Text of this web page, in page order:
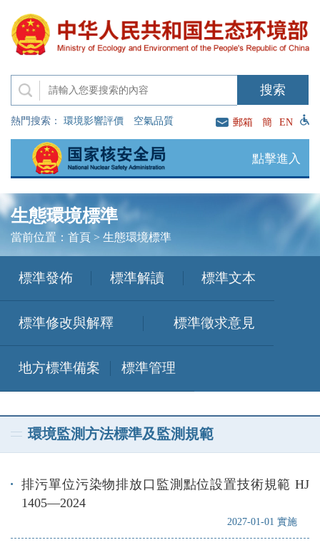
熱門搜索： 環境影響評價 空氣品質 郵箱 簡 EN
點擊進入
生態環境標準
當前位置： 首頁> 生態環境標準
標準發佈 標準解讀 標準文本
標準修改與解釋 標準徵求意見
地方標準備案 標準管理
環境監測方法標準及監測規範
排污單位污染物排放口監測點位設置技術規範 HJ
1405—2024
2027-01-01 實施